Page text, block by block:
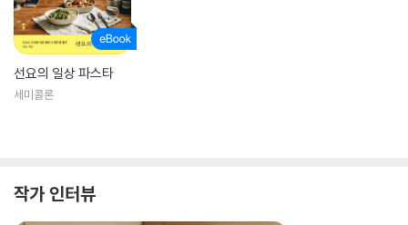
선요의 일상 파스타
세미콜론
작가 인터뷰